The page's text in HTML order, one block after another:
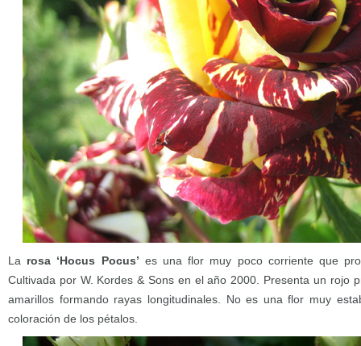
La rosa ‘Hocus Pocus’ es una flor muy poco corriente que
Cultivada por W. Kordes & Sons en el año 2000. Presenta un rojo
amarillos formando rayas longitudinales. No es una flor muy
coloración de los pétalos.